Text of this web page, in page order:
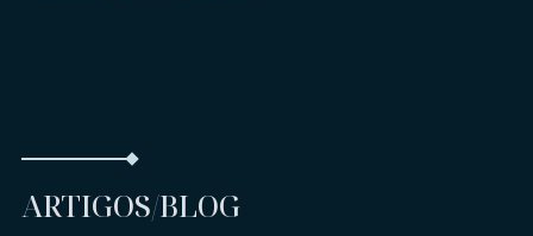
ARTIGOS/BLOG